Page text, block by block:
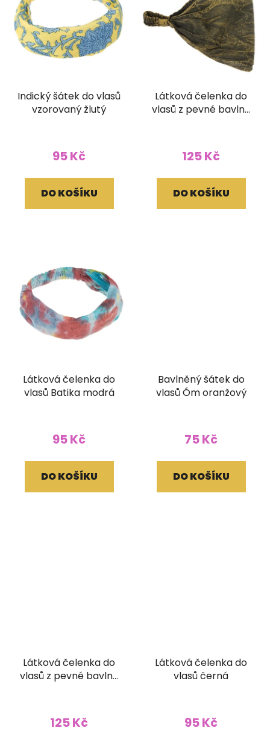
Indický šátek do vlasů
vzorovaný žlutý
95 Kč
DO KOŠÍKU
Látková čelenka do
vlasů z pevné bavlny
125 Kč
DO KOŠÍKU
Látková čelenka do
vlasů Batika modrá
95 Kč
DO KOŠÍKU
Bavlněný šátek do
vlasů Óm oranžový
75 Kč
DO KOŠÍKU
Látková čelenka do
vlasů z pevné bavlny
modrohnědá
125 Kč
Látková čelenka do
vlasů černá
95 Kč